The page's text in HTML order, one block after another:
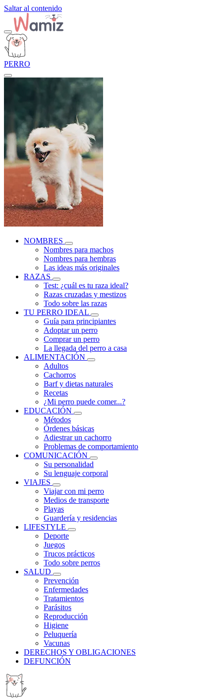
Saltar al contenido
PERRO
NOMBRES
Nombres para machos
Nombres para hembras
Las ideas más originales
RAZAS
Test: ¿cuál es tu raza ideal?
Razas cruzadas y mestizos
Todo sobre las razas
TU PERRO IDEAL
Guía para principiantes
Adoptar un perro
Comprar un perro
La llegada del perro a casa
ALIMENTACIÓN
Adultos
Cachorros
Barf y dietas naturales
Recetas
¿Mi perro puede comer...?
EDUCACIÓN
Métodos
Órdenes básicas
Adiestrar un cachorro
Problemas de comportamiento
COMUNICACIÓN
Su personalidad
Su lenguaje corporal
VIAJES
Viajar con mi perro
Medios de transporte
Playas
Guardería y residencias
LIFESTYLE
Deporte
Juegos
Trucos prácticos
Todo sobre perros
SALUD
Prevención
Enfermedades
Tratamientos
Parásitos
Reproducción
Higiene
Peluquería
Vacunas
DERECHOS Y OBLIGACIONES
DEFUNCIÓN